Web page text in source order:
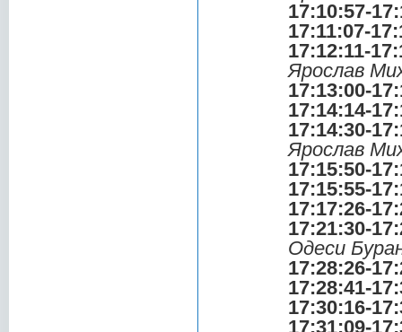
17:10:57-
17:11:07-
17:12:11-
Ярослав
17:13:00-
17:14:14-
17:14:30-
Ярослав
17:15:50-
17:15:55-
17:17:26-
17:21:30-
Одеси
17:28:26-
17:28:41-
17:30:16-
17:31:09-